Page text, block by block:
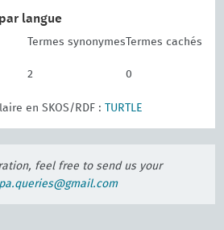
langue
Termes synonymes Termes cachés
2 0
en SKOS/RDF : TURTLE
feel free to send us your